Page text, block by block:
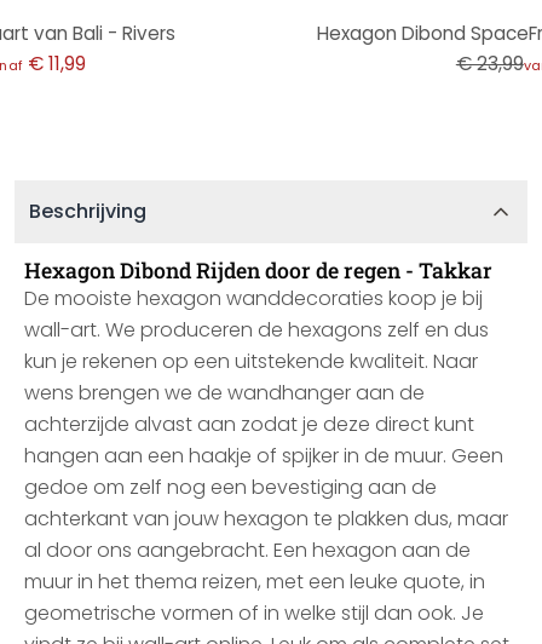
van Bali - Rivers
€ 11,99
Hexagon Dibond
€ 23,99
Beschrijving
Hexagon Dibond Rijden door de regen - Takkar
De mooiste hexagon wanddecoraties koop je bij
wall-art. We produceren de hexagons zelf en dus
kun je rekenen op een uitstekende kwaliteit. Naar
wens brengen we de wandhanger aan de
achterzijde alvast aan zodat je deze direct kunt
hangen aan een haakje of spijker in de muur. Geen
gedoe om zelf nog een bevestiging aan de
achterkant van jouw hexagon te plakken dus, maar
al door ons aangebracht. Een hexagon aan de
muur in het thema reizen, met een leuke quote, in
geometrische vormen of in welke stijl dan ook. Je